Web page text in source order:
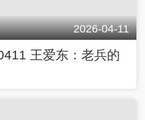
2026-04-11
王爱东：老兵的